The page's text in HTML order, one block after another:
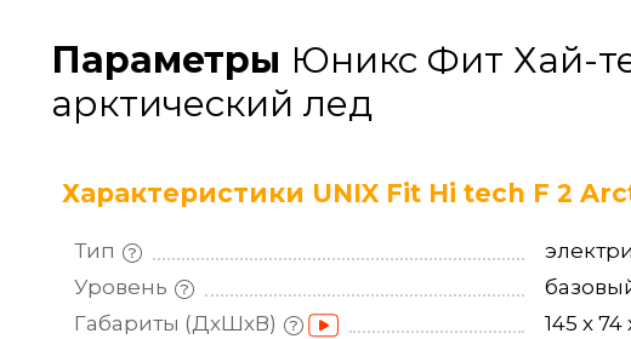
Параметры Юникс Фит Хай-
арктический лед
Характеристики UNIX Fit Hi tech F 2
Тип
Уровень
Габариты (ДхШхВ)
145 х 74